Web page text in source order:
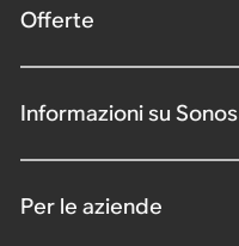
Offerte
Informazioni su Sonos
Per le aziende